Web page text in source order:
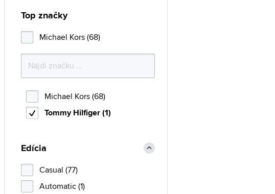
Top značky
Michael Kors (68)
Michael Kors (68)
Tommy Hilfiger (1)
Edícia
Casual (77)
Automatic (1)